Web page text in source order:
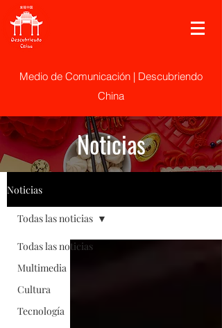
Medio de Comunicación | Descubriendo
China
Noticias
Noticias
Todas las noticias
Multimedia
Cultura
Tecnología
Todas las noticias